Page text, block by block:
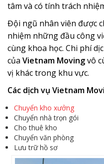
tâm và có tính trách
Đội ngũ nhân viên được
nhiệm những đầu công
cùng khoa học. Chi phí
của Vietnam Movingvô
vị khác trong khu vực.
Các dịch vụ Vietnam
Chuyển kho xưởng
Chuyển nhà trọn gói
Cho thuê kho
Chuyển văn phòng
Lưu trữ hồ sơ